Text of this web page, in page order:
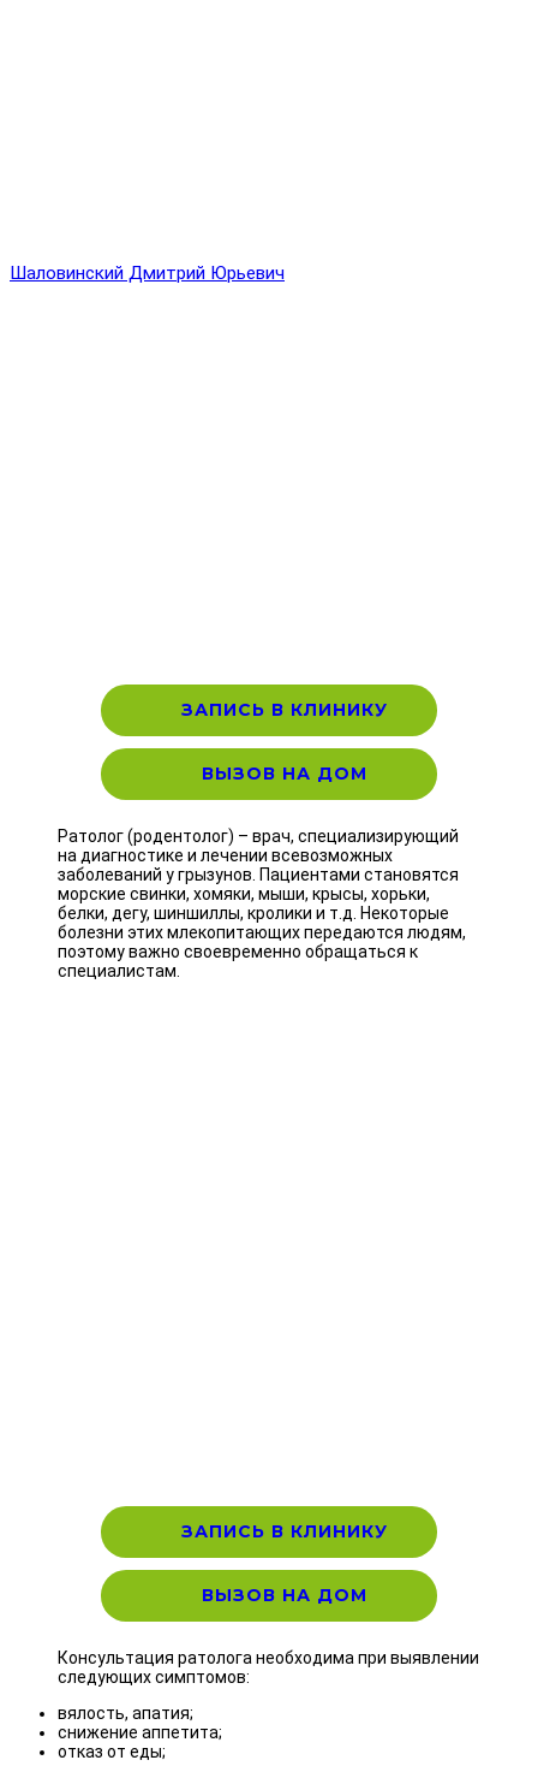
Шаловинский Дмитрий Юрьевич
ЗАПИСЬ В КЛИНИКУ
ВЫЗОВ НА ДОМ
Ратолог (родентолог) – врач, специализирующий
на диагностике и лечении всевозможных
заболеваний у грызунов. Пациентами становятся
морские свинки, хомяки, мыши, крысы, хорьки,
белки, дегу, шиншиллы, кролики и т.д. Некоторые
болезни этих млекопитающих передаются людям,
поэтому важно своевременно обращаться к
специалистам.
ЗАПИСЬ В КЛИНИКУ
ВЫЗОВ НА ДОМ
Консультация ратолога необходима при выявлении
следующих симптомов:
вялость, апатия;
снижение аппетита;
отказ от еды;